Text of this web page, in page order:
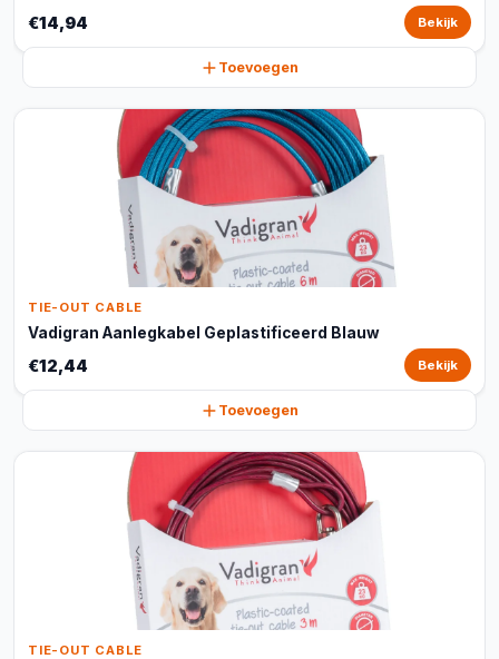
€14,94 Bekijk
Toevoegen
TIE-OUT CABLE
Vadigran Aanlegkabel Geplastificeerd Blauw
€12,44 Bekijk
Toevoegen
TIE-OUT CABLE